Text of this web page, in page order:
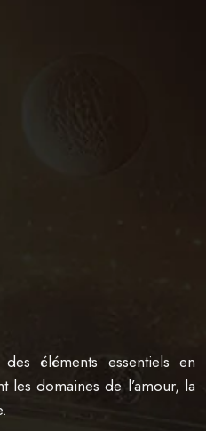
éléments essentiels en
les domaines de l’amour, la